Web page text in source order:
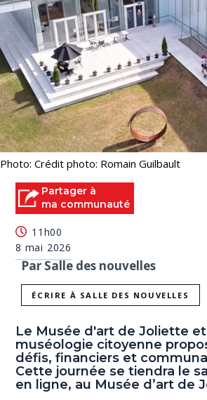
Photo: Crédit photo: Romain Guilbault
Partager à
ma communauté
11h00
8 mai 2026
Par Salle des nouvelles
ÉCRIRE À SALLE DES NOUVELLES
Le Musée d'art de Joliette
muséologie citoyenne
défis, financiers et
Cette journée se tiendra le
en ligne, au Musée d’art de